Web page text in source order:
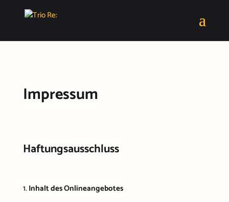
Impressum
Haftungsausschluss
Inhalt des Onlineangebotes